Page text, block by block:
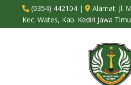
 (0354) 442104|  Alamat: Jl.
Kec. Wates, Kab. Kediri Jawa